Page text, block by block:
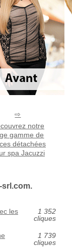
notre
gamme de
détachées
spa Jacuzzi
srl.com.
les
1 352
cliques
1 739
cliques